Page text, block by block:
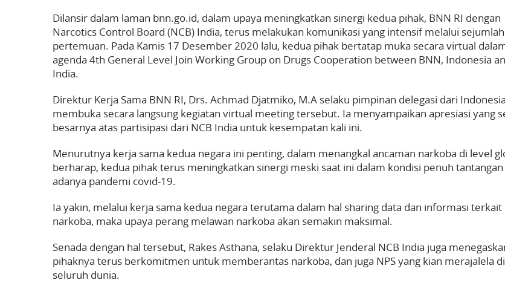
Dilansir dalam laman bnn.go.id, dalam upaya meningkatkan sinergi kedua pihak, BNN RI dengan
Narcotics Control Board (NCB) India, terus melakukan komunikasi yang intensif melalui sejumlah
pertemuan. Pada Kamis 17 Desember 2020 lalu, kedua pihak bertatap muka secara virtual
agenda 4th General Level Join Working Group on Drugs Cooperation between BNN, Indonesia
India.
Direktur Kerja Sama BNN RI, Drs. Achmad Djatmiko, M.A selaku pimpinan delegasi dari
membuka secara langsung kegiatan virtual meeting tersebut. Ia menyampaikan apresiasi yang
besarnya atas partisipasi dari NCB India untuk kesempatan kali ini.
Menurutnya kerja sama kedua negara ini penting, dalam menangkal ancaman narkoba di level
berharap, kedua pihak terus meningkatkan sinergi meski saat ini dalam kondisi penuh
adanya pandemi covid-19.
Ia yakin, melalui kerja sama kedua negara terutama dalam hal sharing data dan informasi terkait
narkoba, maka upaya perang melawan narkoba akan semakin maksimal.
Senada dengan hal tersebut, Rakes Asthana, selaku Direktur Jenderal NCB India juga
pihaknya terus berkomitmen untuk memberantas narkoba, dan juga NPS yang kian merajalela di
seluruh dunia.